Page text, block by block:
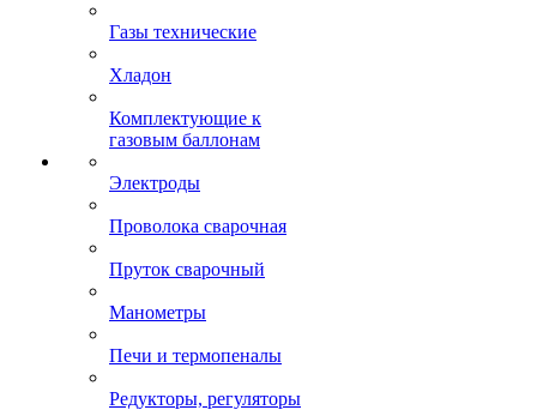
Газы технические
Хладон
Комплектующие к
газовым баллонам
Электроды
Проволока сварочная
Пруток сварочный
Манометры
Печи и термопеналы
Редукторы, регуляторы